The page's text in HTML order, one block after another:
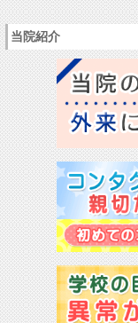
当院紹介